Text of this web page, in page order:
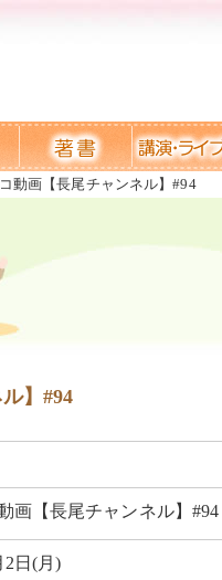
動画【長尾チャンネル】#94
】#94
画【長尾チャンネル】#94
2日(月)